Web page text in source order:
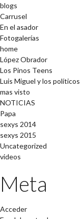
blogs
Carrusel
En el asador
Fotogalerías
home
López Obrador
Los Pinos Teens
Luis Miguel y los políticos
mas visto
NOTICIAS
Papa
sexys 2014
sexys 2015
Uncategorized
videos
Meta
Acceder